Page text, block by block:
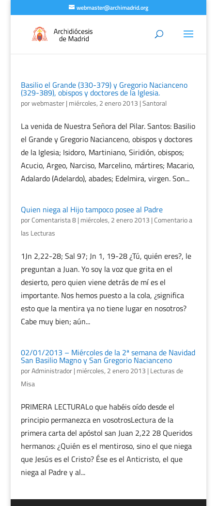
webmaster@archimadrid.org
Basilio el Grande (330-379) y Gregorio Nacianceno
(329-389), obispos y doctores de la Iglesia.
porwebmaster| miércoles, 2 enero 2013 |Santoral
La venida de Nuestra Señora del Pilar. Santos: Basilio
el Grande y Gregorio Nacianceno, obispos y doctores
de la Iglesia; Isidoro, Martiniano, Siridión, obispos;
Acucio, Argeo, Narciso, Marcelino, mártires; Macario,
Adalardo (Adelardo), abades; Edelmira, virgen. Son...
Quien niega al Hijo tampoco posee al Padre
porComentarista 8| miércoles, 2 enero 2013 |Comentario a
las Lecturas
1Jn 2,22-28; Sal 97; Jn 1, 19-28 ¿Tú, quién eres?, le
preguntan a Juan. Yo soy la voz que grita en el
desierto, pero quien viene detrás de mí es el
importante. Nos hemos puesto a la cola, ¿significa
esto que la mentira ya no tiene lugar en nosotros?
Cabe muy bien; aún...
02/01/2013 – Miércoles de la 2ª semana de Navidad
San Basilio Magno y San Gregorio Nacianceno
porAdministrador| miércoles, 2 enero 2013 | Lecturas de
Misa
PRIMERA LECTURALo que habéis oído desde el
principio permanezca en vosotrosLectura de la
primera carta del apóstol san Juan 2,22 28 Queridos
hermanos: ¿Quién es el mentiroso, sino el que niega
que Jesús es el Cristo? Ése es el Anticristo, el que
niega al Padre y al...